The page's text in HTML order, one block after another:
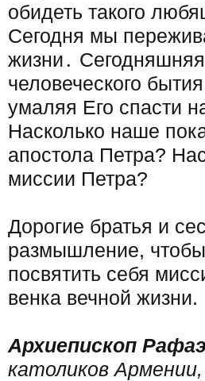
обидеть такого
Сегодня мы
жизни․
человеческого
умаляя Его спасти
Насколько наше
апостола Петра?
миссии Петра?
Дорогие братья и
размышление,
посвятить себя
венка вечной жизни.
Архиепископ
католиков